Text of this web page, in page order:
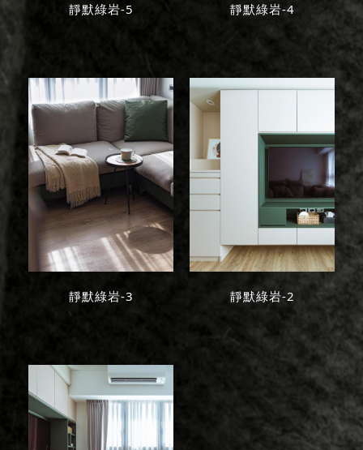
靜默綠岩-5 靜默綠岩-4
靜默綠岩-3 靜默綠岩-2